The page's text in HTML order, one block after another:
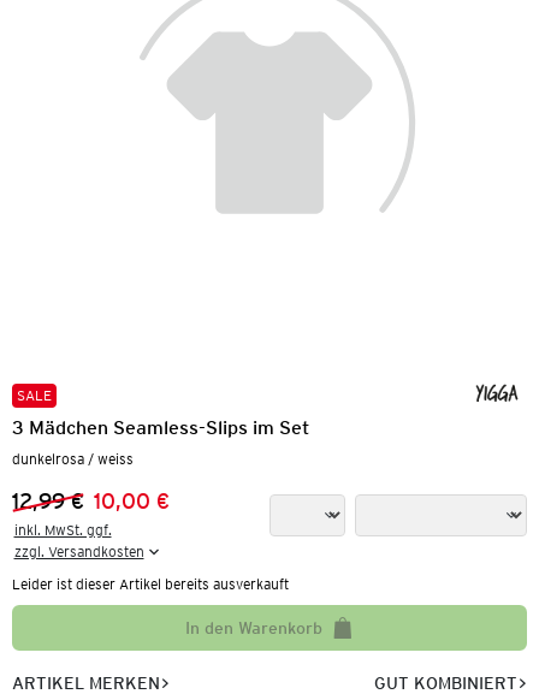
SALE
3 Mädchen Seamless-Slips im Set
dunkelrosa / weiss
Vorheriger Preis:
12,99 €
Neuer Preis:
10,00 €
inkl. MwSt. ggf.
zzgl. Versandkosten
Leider ist dieser Artikel bereits ausverkauft
In den Warenkorb
ARTIKEL MERKEN GUT KOMBINIERT